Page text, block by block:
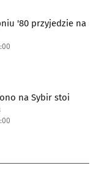
'80 przyjedzie na
na Sybir stoi